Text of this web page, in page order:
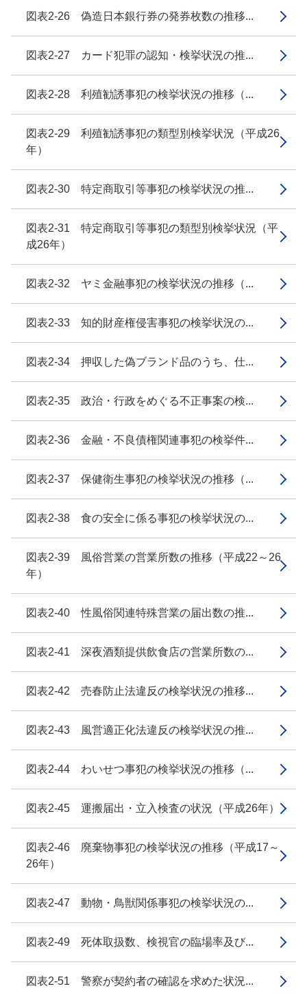
図表2-26 偽造日本銀行券の発券枚数の推移...
図表2-27 カード犯罪の認知・検挙状況の推...
図表2-28 利殖勧誘事犯の検挙状況の推移（...
図表2-29 利殖勧誘事犯の類型別検挙状況（平成26
年）
図表2-30 特定商取引等事犯の検挙状況の推...
図表2-31 特定商取引等事犯の類型別検挙状況（平
成26年）
図表2-32 ヤミ金融事犯の検挙状況の推移（...
図表2-33 知的財産権侵害事犯の検挙状況の...
図表2-34 押収した偽ブランド品のうち、仕...
図表2-35 政治・行政をめぐる不正事案の検...
図表2-36 金融・不良債権関連事犯の検挙件...
図表2-37 保健衛生事犯の検挙状況の推移（...
図表2-38 食の安全に係る事犯の検挙状況の...
図表2-39 風俗営業の営業所数の推移（平成22～26
年）
図表2-40 性風俗関連特殊営業の届出数の推...
図表2-41 深夜酒類提供飲食店の営業所数の...
図表2-42 売春防止法違反の検挙状況の推移...
図表2-43 風営適正化法違反の検挙状況の推...
図表2-44 わいせつ事犯の検挙状況の推移（...
図表2-45 運搬届出・立入検査の状況（平成26年）
図表2-46 廃棄物事犯の検挙状況の推移（平成17～
26年）
図表2-47 動物・鳥獣関係事犯の検挙状況の...
図表2-49 死体取扱数、検視官の臨場率及び...
図表2-51 警察が契約者の確認を求めた状況...